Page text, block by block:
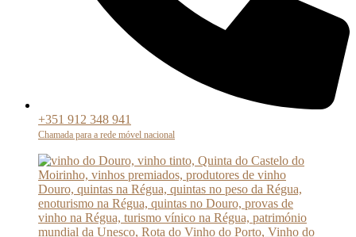
+351 ‭‭912 348 941‬
Chamada para a rede móvel nacional